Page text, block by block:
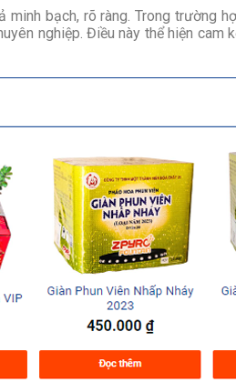
bạch, rõ ràng. Trong trường
nghiệp. Điều này thể hiện